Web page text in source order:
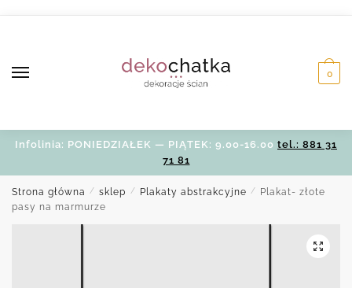
0
Infolinia: PONIEDZIAŁEK — PIĄTEK: 9.00-16.00 tel.: 881 31
71 81
Strona główna / sklep / Plakaty abstrakcyjne /
Plakat- złote
pasy na marmurze